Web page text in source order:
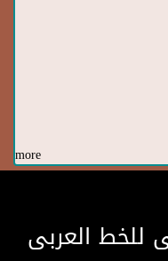
more
للخط العربى